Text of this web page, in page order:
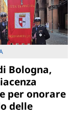
Bologna,
per onorare
delle